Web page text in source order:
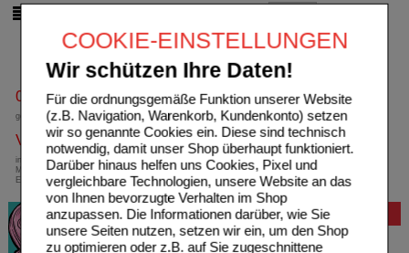
COOKIE-EINSTELLUNGEN
Wir schützen Ihre Daten!
Für die ordnungsgemäße Funktion unserer Website
(z.B. Navigation, Warenkorb, Kundenkonto) setzen
wir so genannte Cookies ein. Diese sind technisch
notwendig, damit unser Shop überhaupt funktioniert.
Darüber hinaus helfen uns Cookies, Pixel und
vergleichbare Technologien, unsere Website an das
von Ihnen bevorzugte Verhalten im Shop
anzupassen. Die Informationen darüber, wie Sie
unsere Seiten nutzen, setzen wir ein, um den Shop
zu optimieren oder z.B. auf Sie zugeschnittene
0800-10 11 422
gebührenfreie Rufnummer
Versandkostenfrei
innerhalb Deutschlands bei einem
Mindestbestellwert von 13,99 Euro oder bei
Einsendung eines Kassenrezeptes
Bewertung